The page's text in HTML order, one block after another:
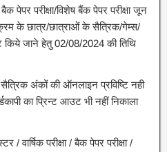
पेपर परीक्षा/विशेष बैंक पेपर परीक्षा जून
के छात्र/छात्राओं के सैत्रिक/गेम्स/
जाने हेतु 02/08/2024 की तिथि
अंकों की ऑनलाइन प्रविष्टि नही
का प्रिन्ट आउट भी नहीं निकाला
परीक्षा / बैक पेपर परीक्षा /